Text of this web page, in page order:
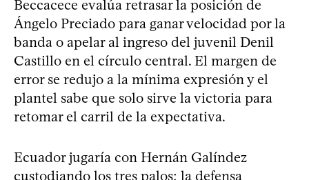
Beccacece evalúa retrasar la posición de
Ángelo Preciado para ganar velocidad por la
banda o apelar al ingreso del juvenil Denil
Castillo en el círculo central. El margen de
error se redujo a la mínima expresión y el
plantel sabe que solo sirve la victoria para
retomar el carril de la expectativa.
Ecuador jugaría con Hernán Galíndez
custodiando los tres palos; la defensa